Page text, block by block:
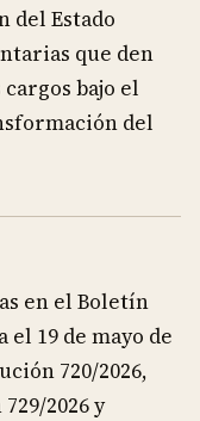
del Estado
que den
bajo el
del
en el Boletín
19 de mayo de
720/2026,
2026 y